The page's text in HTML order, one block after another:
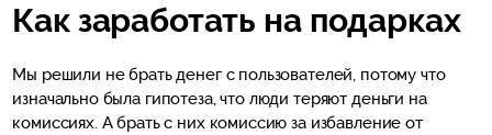
Как заработать на подарках
Мы решили не брать денег с пользователей, потому что
изначально была гипотеза, что люди теряют деньги на
комиссиях. А брать с них комиссию за избавление от